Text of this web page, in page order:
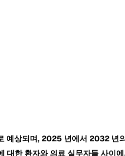
예상되며, 2025 년에서 2032 년
한 환자와 의료 실무자들 사이